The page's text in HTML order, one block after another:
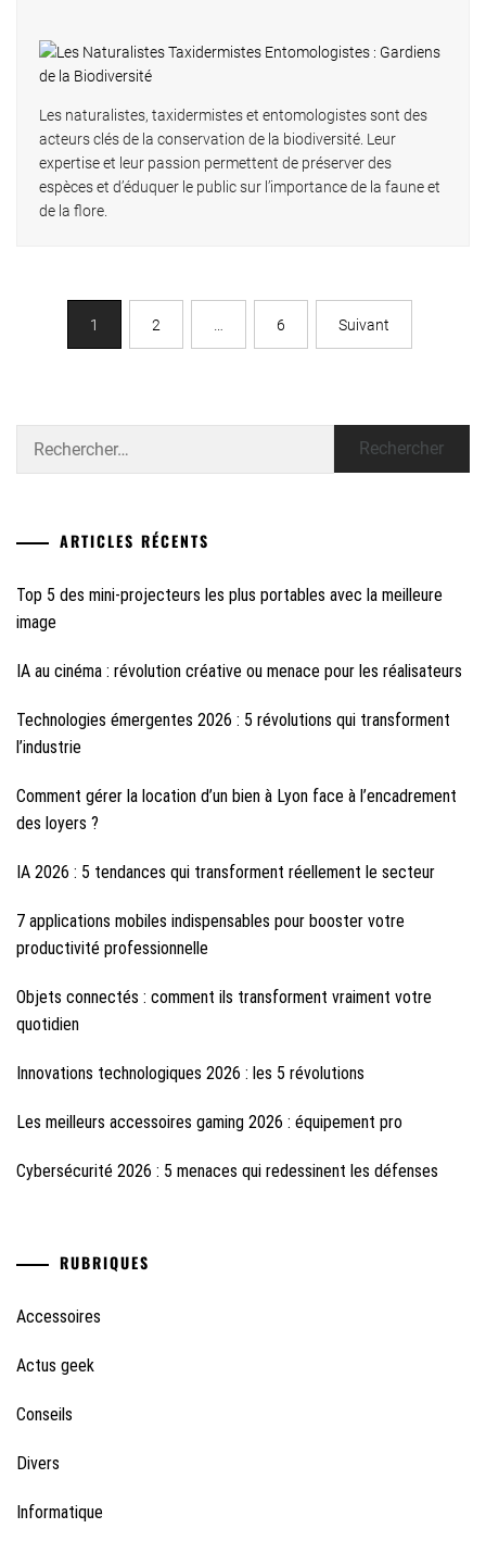
Les naturalistes, taxidermistes et entomologistes sont des
acteurs clés de la conservation de la biodiversité. Leur
expertise et leur passion permettent de préserver des
espèces et d’éduquer le public sur l’importance de la faune et
de la flore.
1 2 6 Suivant
ARTICLES RÉCENTS
Top 5 des mini-projecteurs les plus portables avec la meilleure
image
IA au cinéma : révolution créative ou menace pour les réalisateurs
Technologies émergentes 2026 : 5 révolutions qui transforment
l’industrie
Comment gérer la location d’un bien à Lyon face à l’encadrement
des loyers ?
IA 2026 : 5 tendances qui transforment réellement le secteur
7 applications mobiles indispensables pour booster votre
productivité professionnelle
Objets connectés : comment ils transforment vraiment votre
quotidien
Innovations technologiques 2026 : les 5 révolutions
Les meilleurs accessoires gaming 2026 : équipement pro
Cybersécurité 2026 : 5 menaces qui redessinent les défenses
RUBRIQUES
Accessoires
Actus geek
Conseils
Divers
Informatique